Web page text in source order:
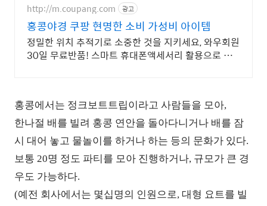
http://m.coupang.com 광고
홍콩야경 쿠팡 현명한 소비 가성비 아이템
정밀한 위치 추적기로 소중한 것을 지키세요, 와우회원
30일 무료반품! 스마트 휴대폰액세서리 활용으로 바
홍콩에서는 정크보트트립이라고 사람들을 모아,
한나절 배를 빌려 홍콩 연안을 돌아다니거나 배를 잠
시 대어 놓고 물놀이를 하거나 하는 등의 문화가 있다.
보통 20명 정도 파티를 모아 진행하거나, 규모가 큰 경
우도 가능하다.
(예전 회사에서는 몇십명의 인원으로, 대형 요트를 빌